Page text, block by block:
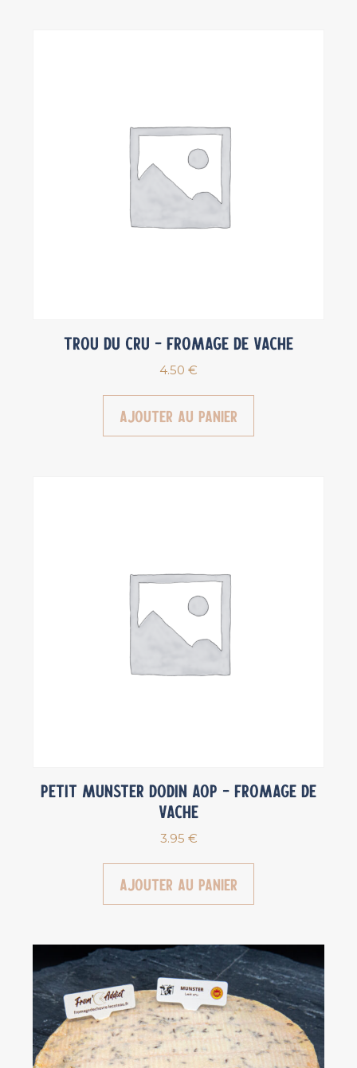
Trou du Cru – Fromage de vache
4.50 €
Ajouter au panier
Petit Munster Dodin AOP – Fromage de
vache
3.95 €
Ajouter au panier